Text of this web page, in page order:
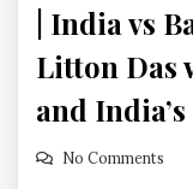
| India vs
Litton Das
and
No Comments